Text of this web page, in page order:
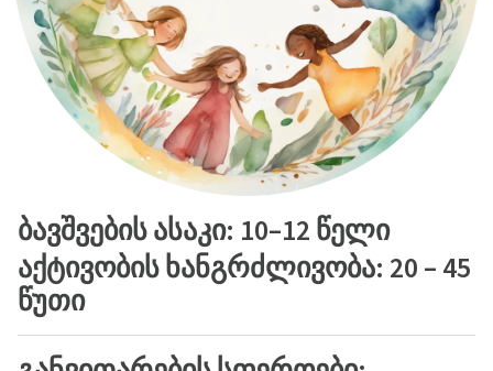
ბავშვების ასაკი: 10–12 წელი
აქტივობის ხანგრძლივობა: 20 – 45
წუთი